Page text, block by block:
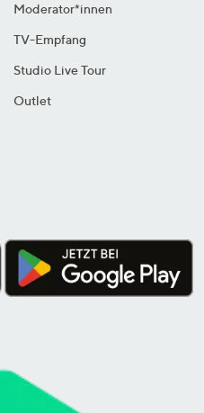
Moderator*innen
TV-Empfang
Studio Live Tour
Outlet